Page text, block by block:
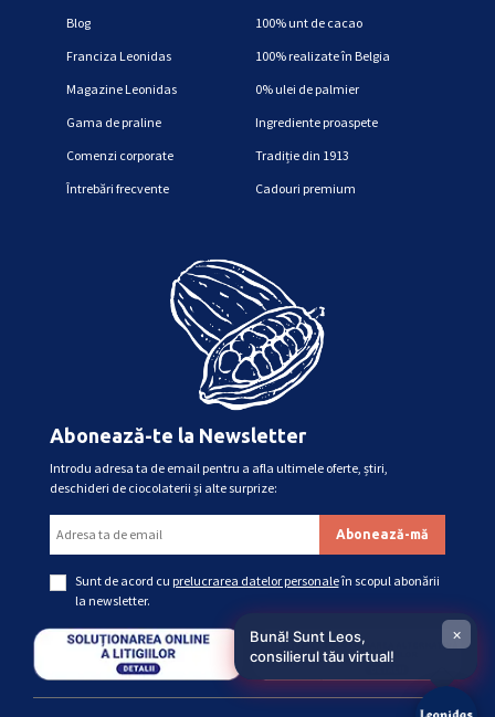
Blog
Franciza Leonidas
Magazine Leonidas
Gama de praline
Comenzi corporate
Întrebări frecvente
100% unt de cacao
100% realizate în Belgia
0% ulei de palmier
Ingrediente proaspete
Tradiție din 1913
Cadouri premium
Abonează-te la Newsletter
Introdu adresa ta de email pentru a afla ultimele oferte, știri,
deschideri de ciocolaterii și alte surprize:
Sunt de acord cu prelucrarea datelor personaleîn scopul abonării
la newsletter.
Bună! Sunt Leos,
consilierul tău virtual!
×